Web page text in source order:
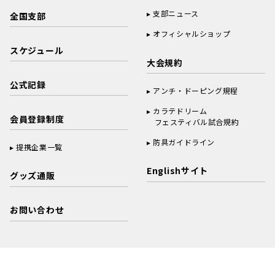
全国支部
スケジュール
公式記録
会員登録制度
提携企業一覧
グッズ通販
お問い合わせ
支部ニュース
オフィシャルショップ
大会規約
アンチ・ドーピング規程
カラテドリーム
フェスティバル試合規約
防具ガイドライン
Englishサイト